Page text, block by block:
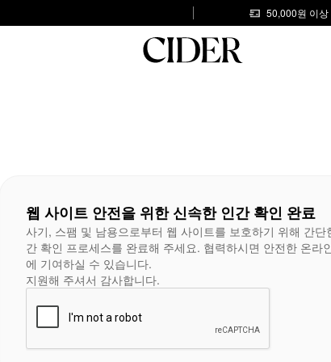
50,000원 이상
웹 사이트 안전을 위한 신속한 인간 확인 완료
사기, 스팸 및 남용으로부터 웹 사이트를 보호하기 위해 간단
간 확인 프로세스를 완료해 주세요. 협력하시면 안전한 온라
에 기여하실 수 있습니다.
지원해 주셔서 감사합니다.